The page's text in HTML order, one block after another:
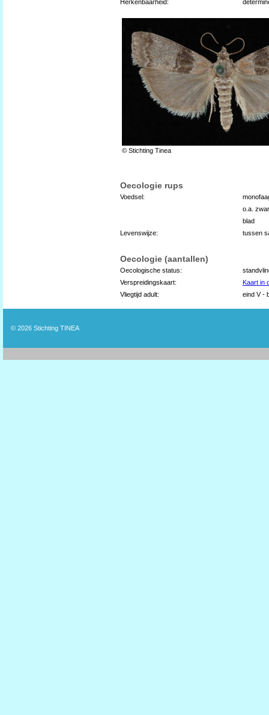
Herkenbaarheid:
© Stichting Tinea
Oecologie rups
Voedsel:
o.a.
blad
Levenswijze:
tussen
Oecologie (aantallen)
Oecologische status:
Verspreidingskaart:
Kaart in
Vliegtijd adult:
eind V -
© 2026 Stichting TINEA